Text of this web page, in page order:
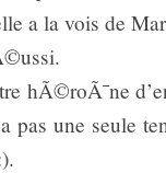
a la vois de
hÃ©roÃ¯ne
pas une seule